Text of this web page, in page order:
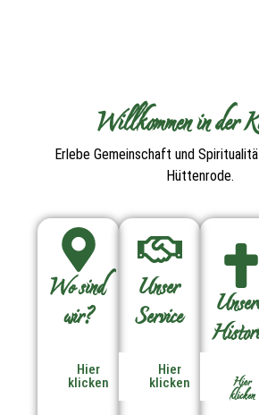
Willkommen in der
Erlebe Gemeinschaft und
Hüttenrode.
Wo sind
wir?
Hier
klicken
Unser
Service
Hier
klicken
Hier
klicken